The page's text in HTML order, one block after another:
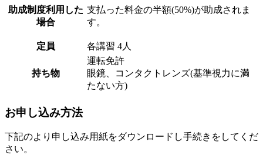
助成制度利用した
場合
支払った料金の半額(50%)が助成されま
す。
定員 各講習 4人
持ち物
運転免許
眼鏡、コンタクトレンズ(基準視力に満
たない方)
お申し込み方法
下記のより申し込み用紙をダウンロードし手続きをしてくだ
さい。